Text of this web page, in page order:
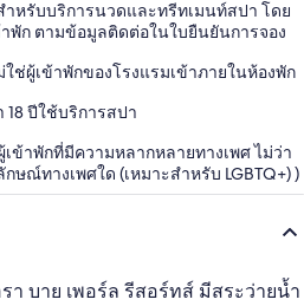
ำหรับบริการนวดและทรีทเมนท์สปา โดย
พัก ตามข้อมูลติดต่อในใบยืนยันการจอง
ช่ผู้เข้าพักของโรงแรมเข้าภายในห้องพัก
18 ปีใช้บริการสปา
ข้าพักที่มีความหลากหลายทางเพศ ไม่ว่า
ษณ์ทางเพศใด (เหมาะสำหรับ LGBTQ+) )
า บาย เพอร์ล รีสอร์ทส์ มีสระว่ายน้ำ